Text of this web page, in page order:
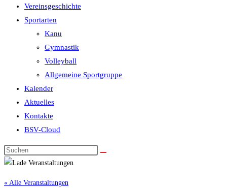
Vereinsgeschichte
Sportarten
Kanu
Gymnastik
Volleyball
Allgemeine Sportgruppe
Kalender
Aktuelles
Kontakte
BSV-Cloud
« Alle Veranstaltungen